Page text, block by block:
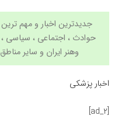
حوادث ، اجتماعی ، سیاسی ،
وهنر ایران و سایر
اخبار پزشکی
[ad_2]